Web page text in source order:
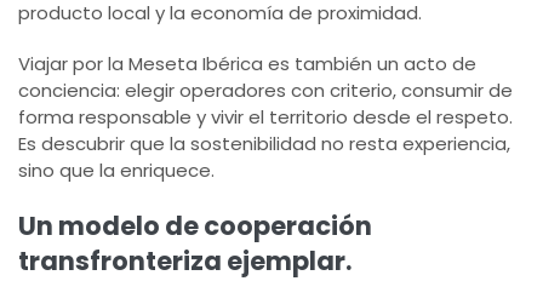
producto local y la economía de proximidad.
Viajar por la Meseta Ibérica es también un acto de
conciencia: elegir operadores con criterio, consumir de
forma responsable y vivir el territorio desde el respeto.
Es descubrir que la sostenibilidad no resta experiencia,
sino que la enriquece.
Un modelo de cooperación
transfronteriza ejemplar.